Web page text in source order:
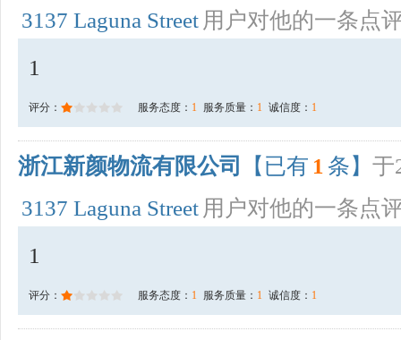
3137 Laguna Street 用户对他的一条点
1
评分： 服务态度： 1 服务质量： 1 诚信度： 1
浙江新颜物流有限公司 【已有 1 条】 于
3137 Laguna Street 用户对他的一条点
1
评分： 服务态度： 1 服务质量： 1 诚信度： 1